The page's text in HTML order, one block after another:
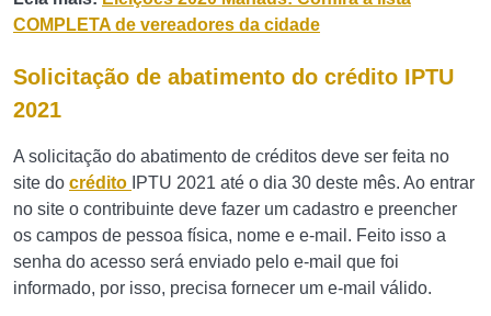
COMPLETA de vereadores da cidade
Solicitação de abatimento do crédito IPTU
2021
A solicitação do abatimento de créditos deve ser feita no
site do crédito IPTU 2021 até o dia 30 deste mês. Ao entrar
no site o contribuinte deve fazer um cadastro e preencher
os campos de pessoa física, nome e e-mail. Feito isso a
senha do acesso será enviado pelo e-mail que foi
informado, por isso, precisa fornecer um e-mail válido.